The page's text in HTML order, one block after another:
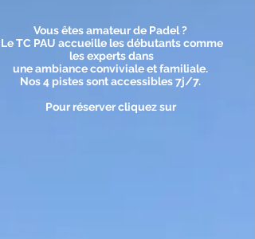
Vous êtes amateur de Padel ?
Le TC PAU accueille les débutants comme
les experts dans
une ambiance conviviale et familiale.
Nos 4 pistes sont accessibles 7j/7.
Pour réserver cliquez sur